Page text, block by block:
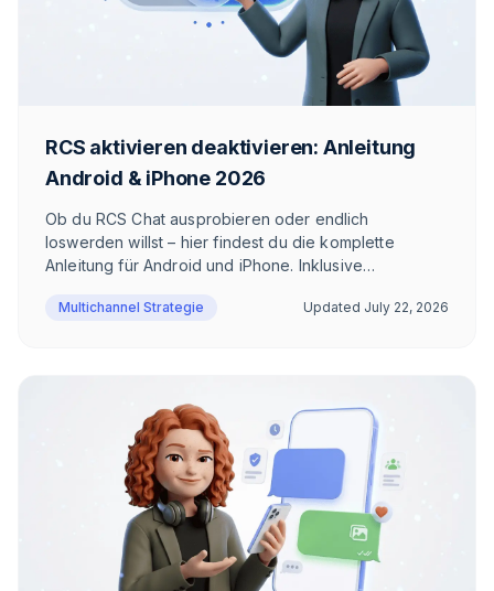
RCS aktivieren deaktivieren: Anleitung
Android & iPhone 2026
Ob du RCS Chat ausprobieren oder endlich
loswerden willst – hier findest du die komplette
Anleitung für Android und iPhone. Inklusive
Einschätzung, wann sich RCS wirklich lohnt.
Multichannel Strategie Updated July 22, 2026